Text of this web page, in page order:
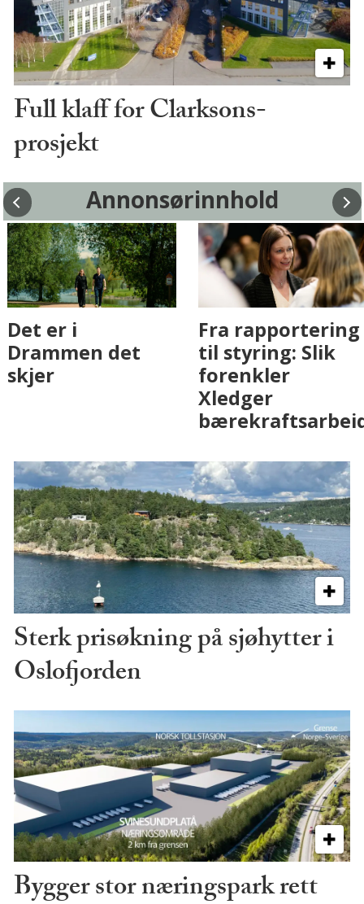
Full klaff for Clarksons-
prosjekt
Annonsørinnhold
Fenistra endrer
eiendomsbransjen
med AI. Slik ser vi
Det er i
Drammen det
skjer
Sterk prisøkning på sjøhytter i
Oslofjorden
Bygger stor næringspark rett